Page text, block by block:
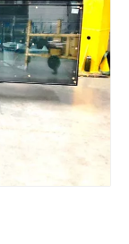
Double vitrage pour portes architecturales